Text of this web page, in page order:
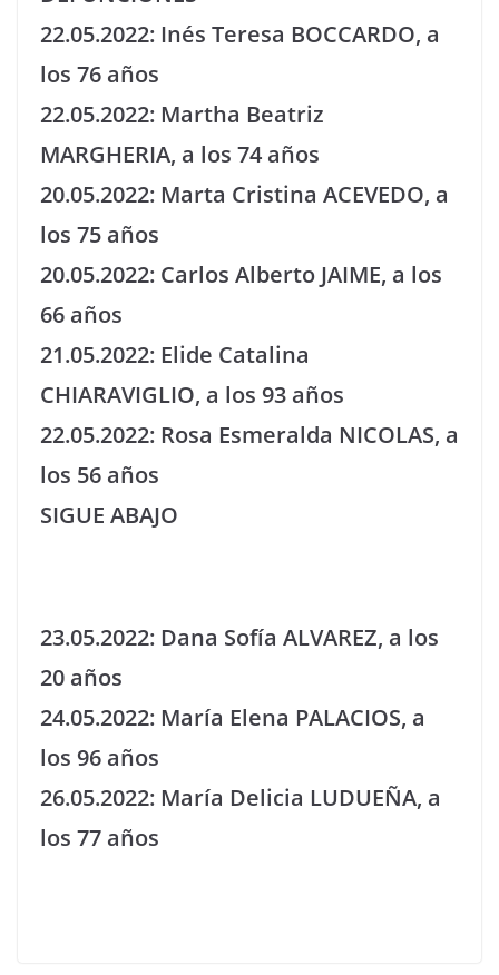
22.05.2022: Inés Teresa BOCCARDO, a
los 76 años
22.05.2022: Martha Beatriz
MARGHERIA, a los 74 años
20.05.2022: Marta Cristina ACEVEDO, a
los 75 años
20.05.2022: Carlos Alberto JAIME, a los
66 años
21.05.2022: Elide Catalina
CHIARAVIGLIO, a los 93 años
22.05.2022: Rosa Esmeralda NICOLAS, a
los 56 años
SIGUE ABAJO
23.05.2022: Dana Sofía ALVAREZ, a los
20 años
24.05.2022: María Elena PALACIOS, a
los 96 años
26.05.2022: María Delicia LUDUEÑA, a
los 77 años